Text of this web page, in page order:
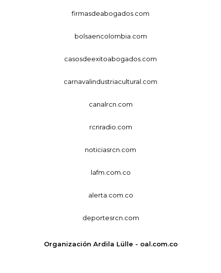
firmasdeabogados.com
bolsaencolombia.com
casosdeexitoabogados.com
carnavalindustriacultural.com
canalrcn.com
rcnradio.com
noticiasrcn.com
lafm.com.co
alerta.com.co
deportesrcn.com
Organización Ardila Lülle - oal.com.co